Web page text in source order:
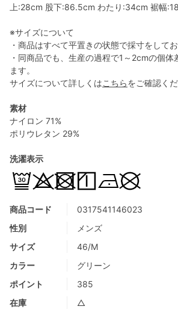
商品コード
0317541146023
性別
メンズ
サイズ
46/M
カラー
グリーン
ポイント
385
在庫
△
上:28cm 股下:86.5cm わたり:34cm 裾幅
※サイズについて
・商品はすべて平置きの状態で採寸をしてお
・同商品でも、生産の過程で1～2cmの個体
ます。
サイズについて詳しくはこちらをご確認くだ
素材
ナイロン 71%
ポリウレタン 29%
洗濯表示